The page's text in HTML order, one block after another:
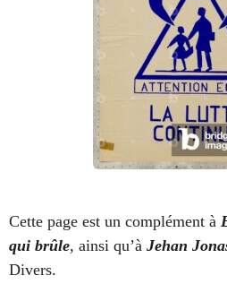
Cette page est un complément à
qui brûle, ainsi qu’à Jehan
Divers.